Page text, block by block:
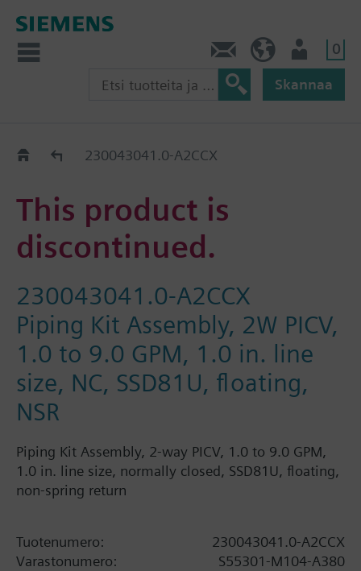
0
Skannaa
Old2New230043041.0-A2CCX
This product is
discontinued.
230043041.0-A2CCX
Piping Kit Assembly, 2W PICV,
1.0 to 9.0 GPM, 1.0 in. line
size, NC, SSD81U, floating,
NSR
Piping Kit Assembly, 2-way PICV, 1.0 to 9.0 GPM,
1.0 in. line size, normally closed, SSD81U, floating,
non-spring return
Tuotenumero:
230043041.0-A2CCX
Varastonumero:
S55301-M104-A380